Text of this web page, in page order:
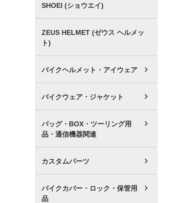
SHOEI (ショウエイ)
ZEUS HELMET (ゼウス ヘルメッ
ト)
バイクヘルメット・アイウェア
バイクウェア・ジャケット
バッグ・BOX・ツーリング用
品・通信機器関連
カスタムパーツ
バイクカバー・ロック・保管用
品